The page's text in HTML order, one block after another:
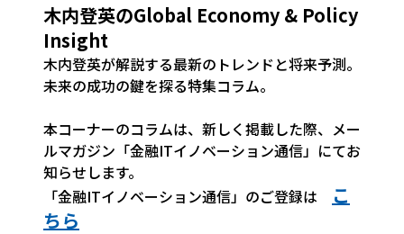
JP EN
木内登英のGlobal Economy & Policy
Insight
木内登英が解説する最新のトレンドと将来予測。
未来の成功の鍵を探る特集コラム。
本コーナーのコラムは、新しく掲載した際、メー
ルマガジン「金融ITイノベーション通信」にてお
知らせします。
「金融ITイノベーション通信」のご登録は
こ
ちら